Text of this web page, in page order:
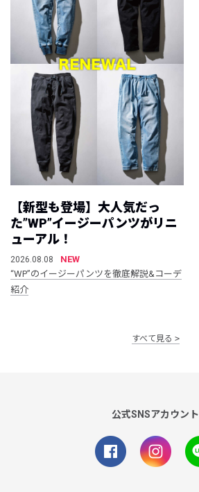
【新型も登場】大人気だっ
た”WP”イージーパンツがリニ
ューアル！
2026.08.08
NEW
“WP”のイージーパンツを徹底解説&コーデ
紹介
すべて見る
公式SNSアカウント